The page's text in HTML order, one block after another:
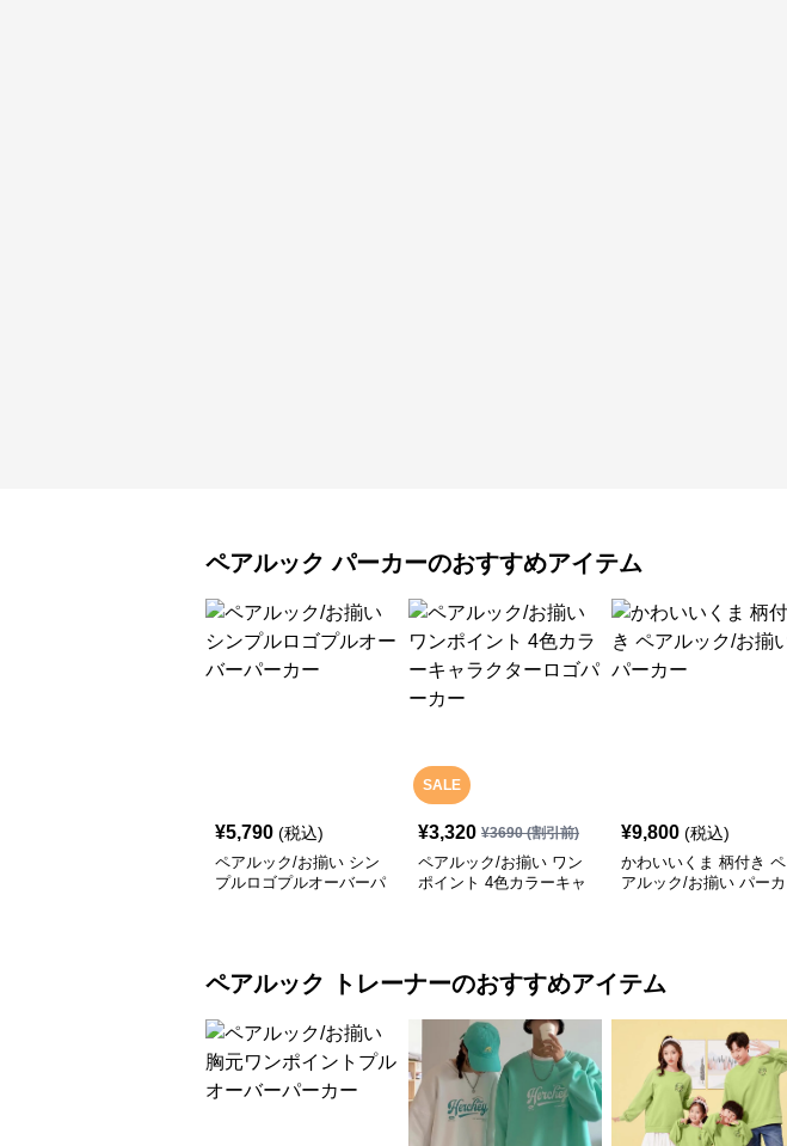
ペアルック パーカーのおすすめアイテム
¥5,790 (税込)
ペアルック/お揃い シン
プルロゴプルオーバーパ
SALE
¥3,320 ¥3690(割引前)
ペアルック/お揃い ワン
ポイント 4色カラーキャ
¥9,800 (税込)
かわいいくま 柄付き ペ
アルック/お揃い パーカ
ペアルック トレーナーのおすすめアイテム